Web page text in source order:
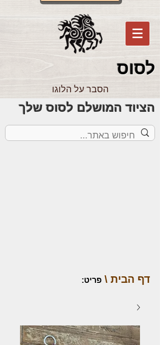
לסוס
הסבר על הלוגו
הציוד המושלם לסוס שלך
דף הבית \ פריט: